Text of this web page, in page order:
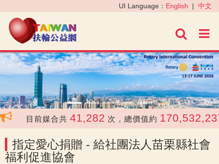
進階
UI Language： English | 中文
‹ ›
目前媒合共 41,282 次，總價值約 170,532,237
指定愛心捐贈 - 給社團法人苗栗縣社會
福利促進協會